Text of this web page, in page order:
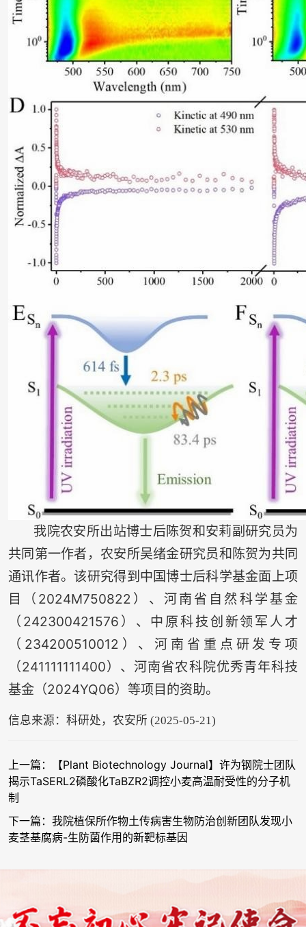
我院农安所出站博士后陈贺和安莉副研究员为
共同第一作者，农安所吴绪金研究员和陈贺为共同
通讯作者。该研究得到中国博士后科学基金面上项
目（2024M750822）、河南省自然科学基金
（242300421576）、中原科技创新领军人才
（234200510012）、河南省重点研发专项
（241111111400）、河南省农科院优秀青年科技
基金（2024YQ06）等项目的资助。
信息来源：科研处，农安所 (2025-05-21)
上一篇：【Plant Biotechnology Journal】许为钢院士团队
揭示TaSERL2磷酸化TaBZR2调控小麦高温耐受性的分子机
制
下一篇：我院植保所作物土传病害生物防治创新团队发现小
麦茎基腐病-生防菌作用的新靶标基因